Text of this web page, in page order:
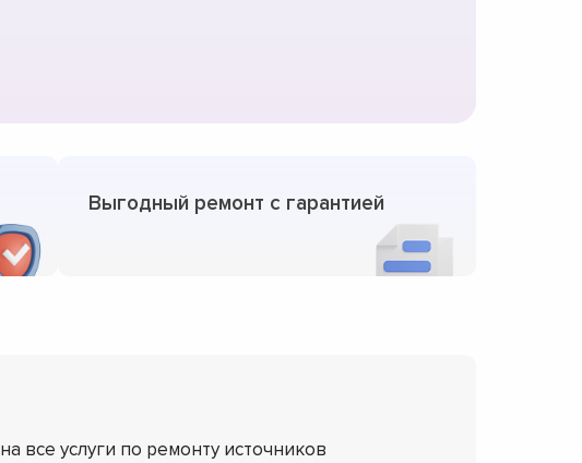
Выгодный ремонт с гарантией
на все услуги по ремонту источников